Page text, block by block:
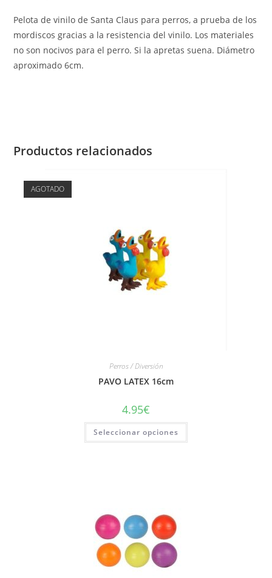
Pelota de vinilo de Santa Claus para perros, a prueba de los
mordiscos gracias a la resistencia del vinilo. Los materiales
no son nocivos para el perro. Si la apretas suena. Diámetro
aproximado 6cm.
Productos relacionados
AGOTADO
Perros / Diversión
PAVO LATEX 16cm
4.95€
Seleccionar opciones